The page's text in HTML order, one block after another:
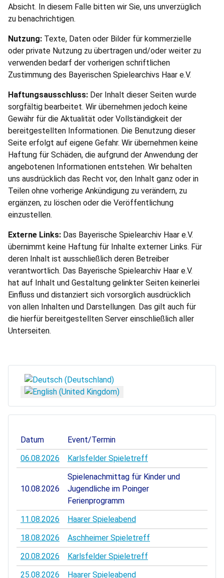
Absicht. In diesem Falle bitten wir Sie, uns unverzüglich
zu benachrichtigen.
Nutzung: Texte, Daten oder Bilder für kommerzielle
oder private Nutzung zu übertragen und/oder weiter zu
verwenden bedarf der vorherigen schriftlichen
Zustimmung des Bayerischen Spielearchivs Haar e.V.
Haftungsausschluss: Der Inhalt dieser Seiten wurde
sorgfältig bearbeitet. Wir übernehmen jedoch keine
Gewähr für die Aktualität oder Vollständigkeit der
bereitgestellten Informationen. Die Benutzung dieser
Seite erfolgt auf eigene Gefahr. Wir übernehmen keine
Haftung für Schäden, die aufgrund der Anwendung der
angebotenen Informationen entstehen. Wir behalten
uns ausdrücklich das Recht vor, den Inhalt ganz oder in
Teilen ohne vorherige Ankündigung zu verändern, zu
ergänzen, zu löschen oder die Veröffentlichung
einzustellen.
Externe Links: Das Bayerische Spielearchiv Haar e.V.
übernimmt keine Haftung für Inhalte externer Links. Für
deren Inhalt ist ausschließlich deren Betreiber
verantwortlich. Das Bayerische Spielearchiv Haar e.V.
hat auf Inhalt und Gestaltung gelinkter Seiten keinerlei
Einfluss und distanziert sich vorsorglich ausdrücklich
von allen Inhalten und Darstellungen. Das gilt auch für
die hierfür bereitgestellten Server einschließlich aller
Unterseiten.
Select your language
Datum
Event/Termin
06.08.2026
Karlsfelder Spieletreff
10.08.2026
Spielenachmittag für Kinder und
Jugendliche im Poinger
Ferienprogramm
11.08.2026
Haarer Spieleabend
18.08.2026
Aschheimer Spieletreff
20.08.2026
Karlsfelder Spieletreff
25.08.2026
Haarer Spieleabend